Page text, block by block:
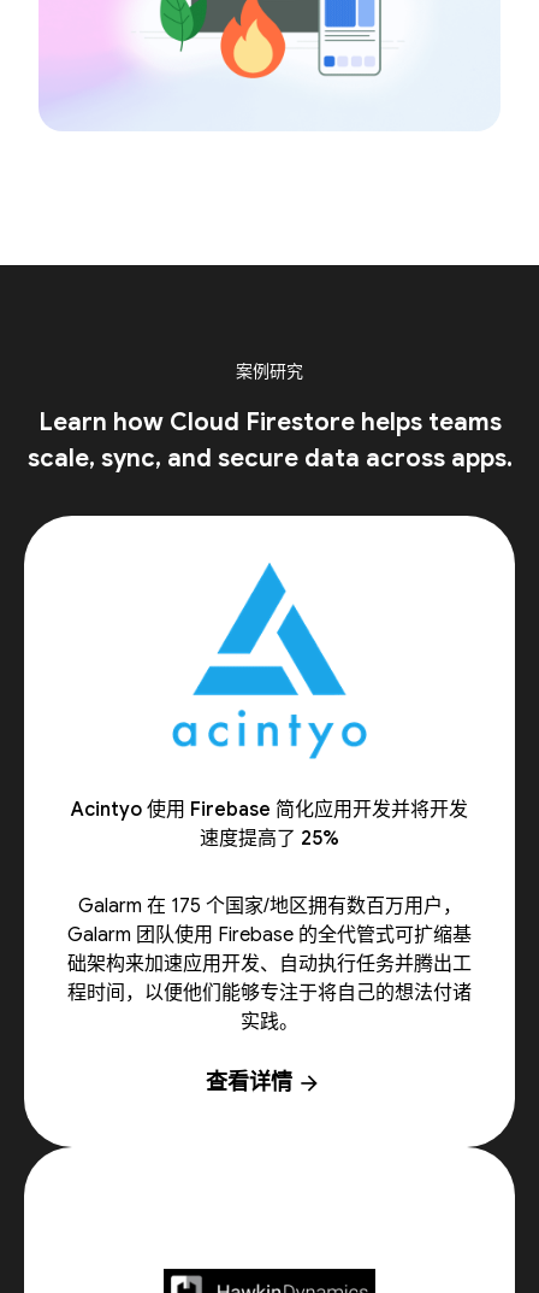
案例研究
Learn how Cloud Firestore helps teams
scale, sync, and secure data across apps.
Acintyo 使用 Firebase 简化应用开发并将开发
速度提高了 25%
Galarm 在 175 个国家/地区拥有数百万用户，
Galarm 团队使用 Firebase 的全代管式可扩缩基
础架构来加速应用开发、自动执行任务并腾出工
程时间，以便他们能够专注于将自己的想法付诸
实践。
查看详情 arrow_forward